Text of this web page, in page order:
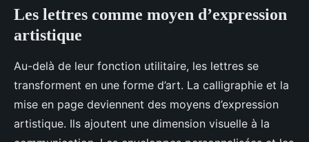
Les lettres comme moyen d’expression
artistique
Au-delà de leur fonction utilitaire, les lettres se
transforment en une forme d’art. La calligraphie et la
mise en page deviennent des moyens d’expression
artistique. Ils ajoutent une dimension visuelle à la